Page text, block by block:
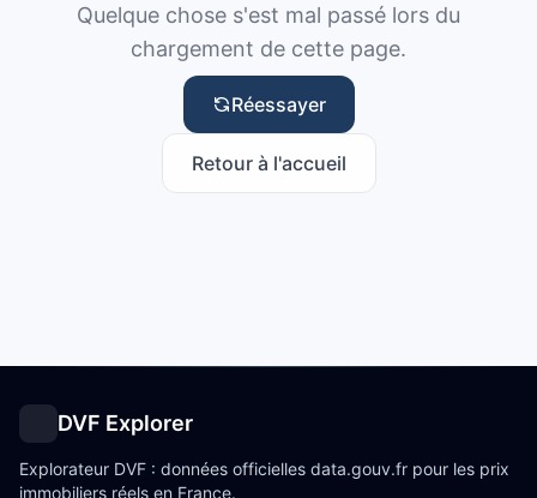
Quelque chose s'est mal passé lors du
chargement de cette page.
Réessayer
Retour à l'accueil
DVF Explorer
Explorateur DVF : données officielles data.gouv.fr pour les prix
immobiliers réels en France.